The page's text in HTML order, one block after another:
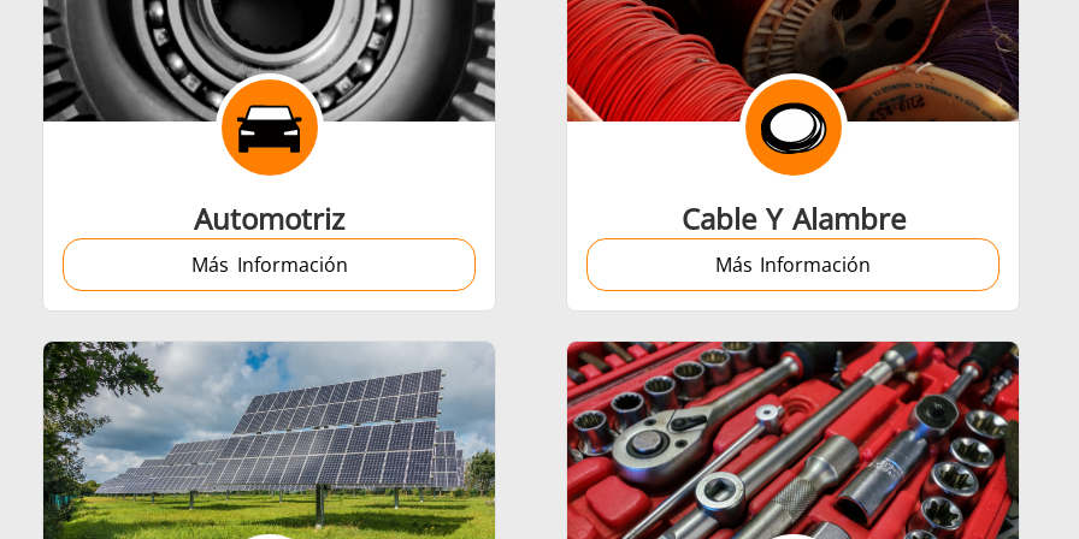
Generadores Centrales de Control Accesorios
de calentamiento Bobinas de Inducción
Automotriz
Más Información
Cable Y Alambre
Más Información